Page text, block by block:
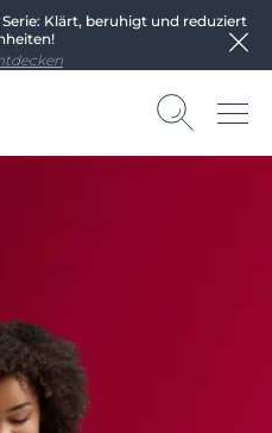
Klärt, beruhigt und reduziert